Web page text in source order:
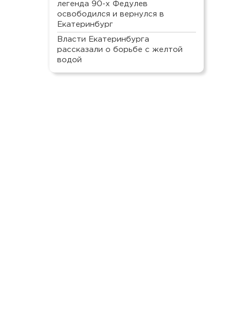
легенда 90-х Федулев
освободился и вернулся в
Екатеринбург
Власти Екатеринбурга
рассказали о борьбе с желтой
водой